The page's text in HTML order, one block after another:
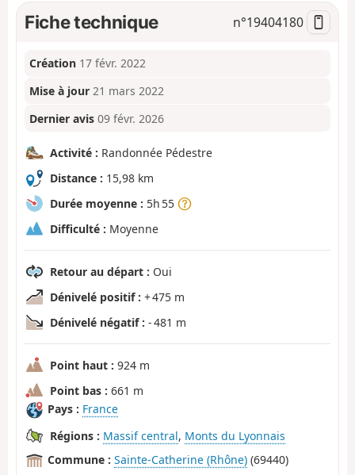
Fiche technique n°19404180
Création 17 févr. 2022
Mise à jour 21 mars 2022
Dernier avis 09 févr. 2026
Activité : Randonnée Pédestre
Distance : 15,98 km
Durée moyenne : 5h 55
Difficulté : Moyenne
Retour au départ : Oui
Dénivelé positif : + 475 m
Dénivelé négatif : - 481 m
Point haut : 924 m
Point bas : 661 m
Pays : France
Régions : Massif central, Monts du Lyonnais
Commune : Sainte-Catherine (Rhône) (69440)